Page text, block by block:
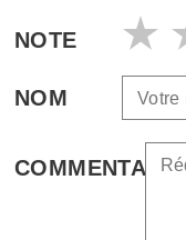
NOTE
NOM
COMMENTAIRE